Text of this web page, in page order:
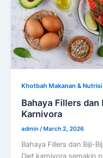
Khotbah Makanan & Nutrisi
Bahaya Fillers
Karnivora
admin /March 2, 2026
Bahaya Fillers dan Biji-
Diet karnivora semakin